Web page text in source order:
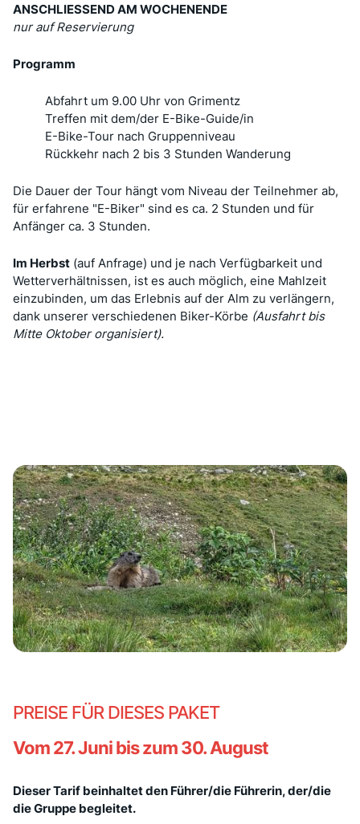
ANSCHLIESSEND AM WOCHENENDE
nur auf Reservierung
Programm
Abfahrt um 9.00 Uhr von Grimentz
Treffen mit dem/der E-Bike-Guide/in
E-Bike-Tour nach Gruppenniveau
Rückkehr nach 2 bis 3 Stunden Wanderung
Die Dauer der Tour hängt vom Niveau der Teilnehmer ab,
für erfahrene "E-Biker" sind es ca. 2 Stunden und für
Anfänger ca. 3 Stunden.
Im Herbst (auf Anfrage) und je nach Verfügbarkeit und
Wetterverhältnissen, ist es auch möglich, eine Mahlzeit
einzubinden, um das Erlebnis auf der Alm zu verlängern,
dank unserer verschiedenen Biker-Körbe (Ausfahrt bis
Mitte Oktober organisiert).
PREISE FÜR DIESES PAKET
Vom 27. Juni bis zum 30. August
Dieser Tarif beinhaltet den Führer/die Führerin, der/die
die Gruppe begleitet.